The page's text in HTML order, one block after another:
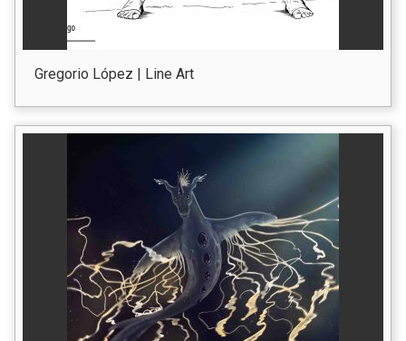
Gregorio López | Line Art